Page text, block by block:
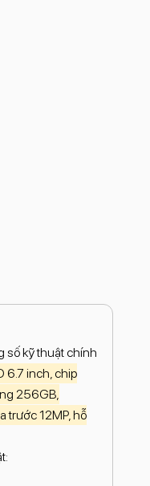
số kỹ thuật chính
6.7 inch, chip
256GB,
trước 12MP, hỗ